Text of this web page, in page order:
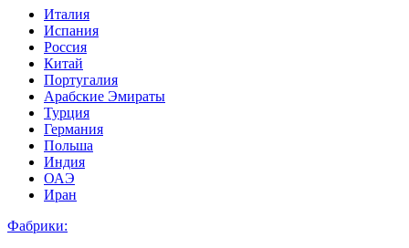
Италия
Испания
Россия
Китай
Португалия
Арабские Эмираты
Турция
Германия
Польша
Индия
ОАЭ
Иран
Фабрики: